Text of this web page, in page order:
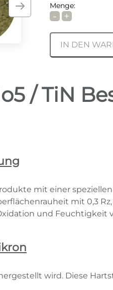
Menge:
- Elmag
+
IN DEN
/ TiN
mit einer
mit 0,3
und Feuchtigkeit
wird. Diese